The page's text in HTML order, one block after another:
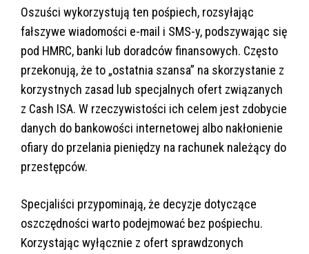
Oszuści wykorzystują ten pośpiech, rozsyłając
fałszywe wiadomości e-mail i SMS-y, podszywając się
pod HMRC, banki lub doradców finansowych. Często
przekonują, że to „ostatnia szansa” na skorzystanie z
korzystnych zasad lub specjalnych ofert związanych
z Cash ISA. W rzeczywistości ich celem jest zdobycie
danych do bankowości internetowej albo nakłonienie
ofiary do przelania pieniędzy na rachunek należący do
przestępców.
Specjaliści przypominają, że decyzje dotyczące
oszczędności warto podejmować bez pośpiechu.
Korzystając wyłącznie z ofert sprawdzonych